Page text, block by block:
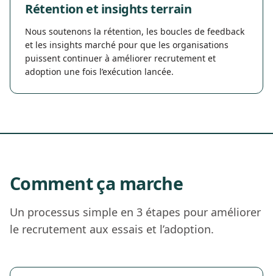
Rétention et insights terrain
Nous soutenons la rétention, les boucles de feedback
et les insights marché pour que les organisations
puissent continuer à améliorer recrutement et
adoption une fois l’exécution lancée.
Comment ça marche
Un processus simple en 3 étapes pour améliorer
le recrutement aux essais et l’adoption.